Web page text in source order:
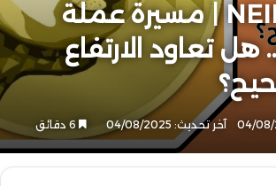
عملة NEIRO | مسيرة عملة
تعاود الارتفاع
04/08/ آخر تحديث: 04/08/2025